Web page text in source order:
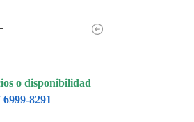
o disponibilidad
6999-8291